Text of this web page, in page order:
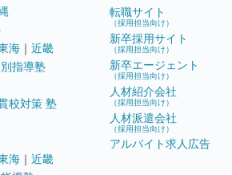
海 ｜ 近畿
指導塾
校対策 塾
海 ｜ 近畿
転職サイト
（採用担当向け）
新卒採用サイト
（採用担当向け）
新卒エージェント
（採用担当向け）
人材紹介会社
（採用担当向け）
人材派遣会社
（採用担当向け）
アルバイト求人広告